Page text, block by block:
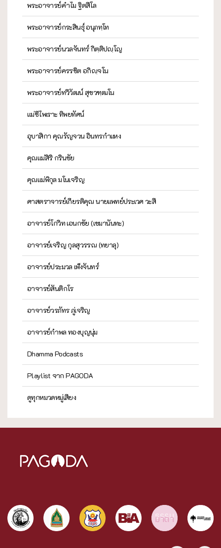
พระอาจารย์คำไม ฐิตสีโล
พระอาจารย์กระสินธุ์ อนุภทฺโท
พระอาจารย์นวลจันทร์ กิตฺติปญฺโญ
พระอาจารย์ครรชิต อกิญฺจโน
พระอาจารย์ทวีวัฒน์ สุขวฑฺฒโน
แม่ชีไพเราะ ทิพยทัศน์
อุบาสิกา คุณรัญจวน อินทรกำแหง
คุณแม่สิริ กรินชัย
คุณแม่พิกุล มโนเจริญ
ศาสตราจารย์เกียรติคุณ นายแพทย์ประเวศ วะสี
อาจารย์โกวิท เอนกชัย (เขมานันทะ)
อาจารย์เจริญ กุลสุวรรณ (ทยาลุ)
อาจารย์ประมวล เพ็งจันทร์
อาจารย์สันติกโร
อาจารย์วรภัทร ภู่เจริญ
อาจารย์กำพล ทองบุญนุ่ม
Dhamma Podcasts
Playlist จาก PAGODA
ดูทุกหมวดหมู่เสียง